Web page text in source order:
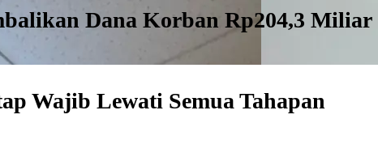
Dana Korban Rp204,3 Miliar
Wajib Lewati Semua Tahapan